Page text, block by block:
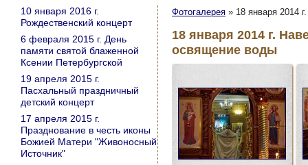
Фотогалерея » 18 января 2014
18 января 2014 г.
освящение воды
10 января 2016 г.
Рождественский концерт
6 февраля 2015 г. День
памяти святой блаженной
Ксении Петербургской
19 апреля 2015 г.
Пасхальный праздничный
детский концерт
17 апреля 2015 г.
Празднование в честь иконы
Божией Матери "Живоносный
Источник"